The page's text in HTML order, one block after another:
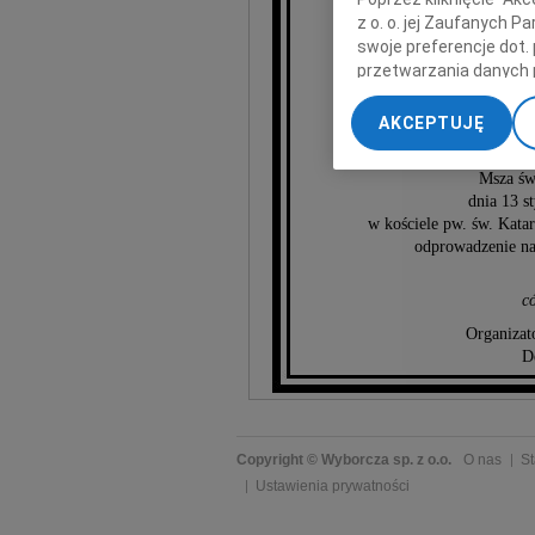
Msza
dnia 13
w kościele pw. św.
odprowadzenie
Copyright © Wyborcza sp. z o.o. O nas
Ustawienia prywatności
z o. o. jej Zaufanych
swoje preferencje dot.
przetwarzania danych
„Ustawienia
My, nasi Zaufani
dokładnych danych
Przechowywanie
treści, badnie
AKCEPTUJĘ